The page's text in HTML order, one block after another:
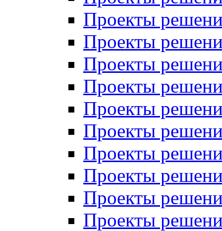
Проекты
Проекты
Проекты
Проекты
Проекты
Проекты
Проекты
Проекты
Проекты
Проекты